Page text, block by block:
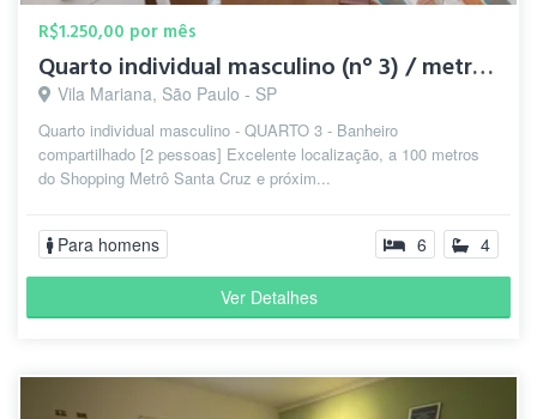
R$1.250,00 por mês
Quarto individual masculino (n° 3) / metrô Santa Cruz
Vila Mariana, São Paulo - SP
Quarto individual masculino - QUARTO 3 - Banheiro
compartilhado [2 pessoas] Excelente localização, a 100 metros
do Shopping Metrô Santa Cruz e próxim...
Para homens 6 4
Ver Detalhes